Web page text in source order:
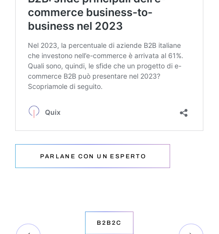
PARLANE CON UN ESPERTO
B2B2C